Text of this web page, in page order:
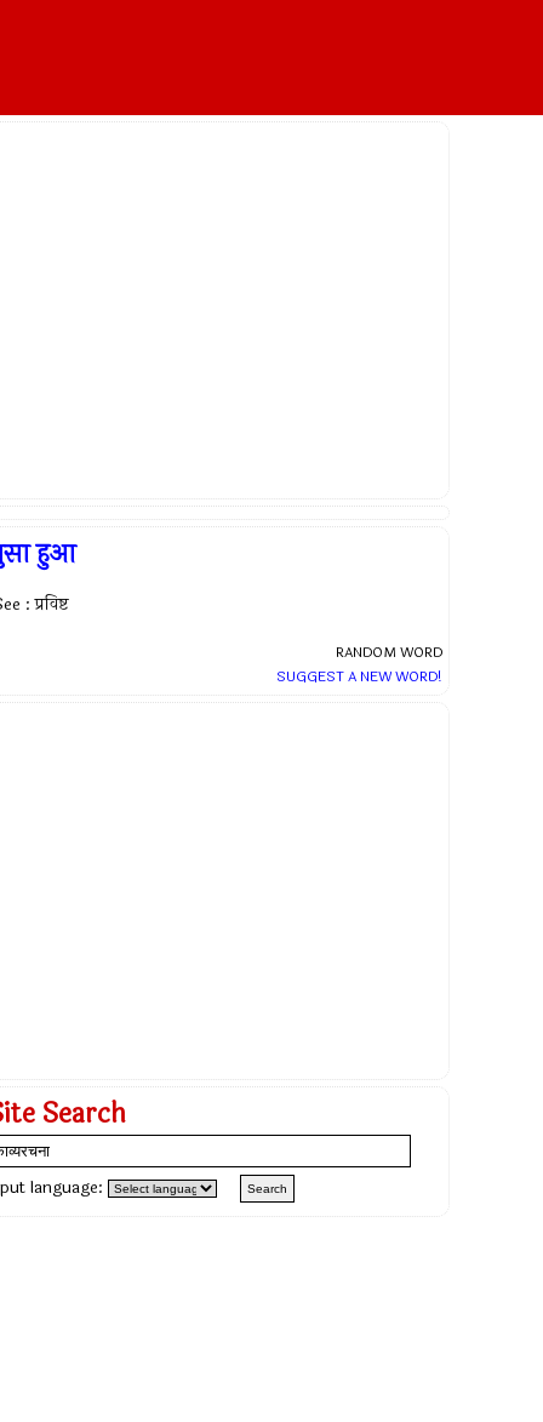
हुआ
: प्रविष्ट
RANDOM WORD
SUGGEST A NEW WORD!
Search
language: